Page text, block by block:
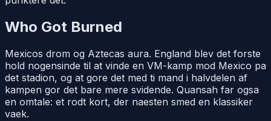
Who Got Burned
Mexicos drom og Aztecas aura. England blev det forste
hold nogensinde til at vinde en VM-kamp mod Mexico pa
det stadion, og at gore det med ti mand i halvdelen af
kampen gor det bare mere svidende. Quansah far ogsa
en omtale: et rodt kort, der naesten smed en klassiker
vaek.